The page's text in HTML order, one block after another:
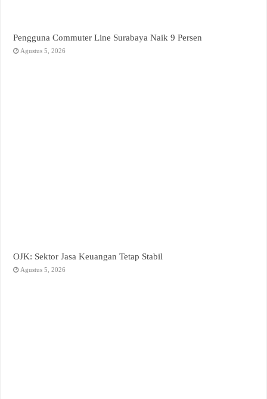
Pengguna Commuter Line Surabaya Naik 9 Persen
Agustus 5, 2026
OJK: Sektor Jasa Keuangan Tetap Stabil
Agustus 5, 2026